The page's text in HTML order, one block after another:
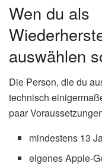
Wen du als
auswählen
Die Person, die du
technisch
paar
mindestens 13
eigenes Apple-